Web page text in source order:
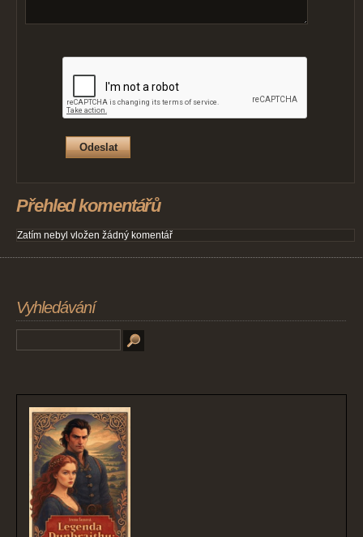
Přehled komentářů
Zatím nebyl vložen žádný komentář
Vyhledávání